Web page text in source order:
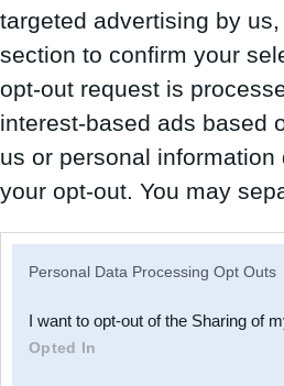
targeted advertising by
section to confirm your
opt-out request is
interest-based ads based
us or personal
your opt-out. You may
Downstream Participants
third parties.
Personal Data Processing Opt Outs
I want to opt-out of the Sharing of
Opted In